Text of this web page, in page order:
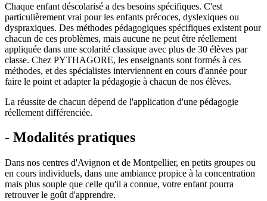
Chaque enfant déscolarisé a des besoins spécifiques. C'est
particulièrement vrai pour les enfants précoces, dyslexiques ou
dyspraxiques. Des méthodes pédagogiques spécifiques existent pour
chacun de ces problèmes, mais aucune ne peut être réellement
appliquée dans une scolarité classique avec plus de 30 élèves par
classe. Chez PYTHAGORE, les enseignants sont formés à ces
méthodes, et des spécialistes interviennent en cours d'année pour
faire le point et adapter la pédagogie à chacun de nos élèves.
La réussite de chacun dépend de l'application d'une pédagogie
réellement différenciée.
- Modalités pratiques
Dans nos centres d'Avignon et de Montpellier, en petits groupes ou
en cours individuels, dans une ambiance propice à la concentration
mais plus souple que celle qu'il a connue, votre enfant pourra
retrouver le goût d'apprendre.